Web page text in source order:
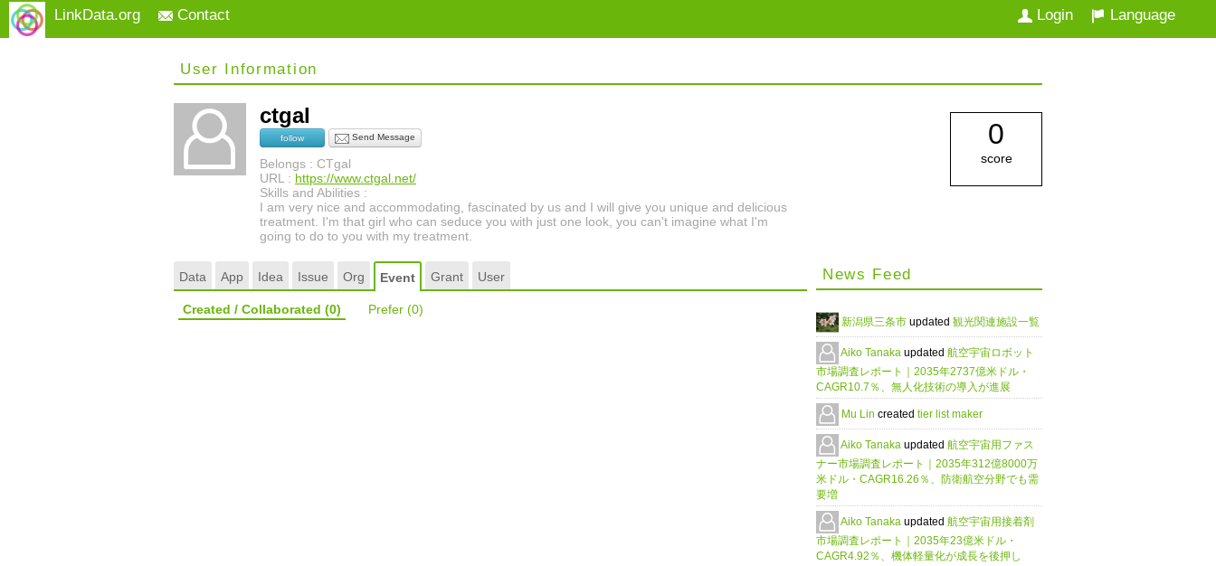
LinkData.org Contact Language
Login
User Information
ctgal
follow Send Message
Belongs : CTgal
URL : https://www.ctgal.net/
Skills and Abilities :
I am very nice and accommodating, fascinated by us and I will give you unique and delicious
treatment. I'm that girl who can seduce you with just one look, you can't imagine what I'm
going to do to you with my treatment.
0
score
Data App Idea Issue Org Event Grant User
Created / Collaborated (0) Prefer (0)
News Feed
新潟県三条市 updated 観光関連施設一覧
Aiko Tanaka updated 航空宇宙ロボット
市場調査レポート｜2035年2737億米ドル・
CAGR10.7％、無人化技術の導入が進展
Mu Lin created tier list maker
Aiko Tanaka updated 航空宇宙用ファス
ナー市場調査レポート｜2035年312億8000万
米ドル・CAGR16.26％、防衛航空分野でも需
要増
Aiko Tanaka updated 航空宇宙用接着剤
市場調査レポート｜2035年23億米ドル・
CAGR4.92％、機体軽量化が成長を後押し